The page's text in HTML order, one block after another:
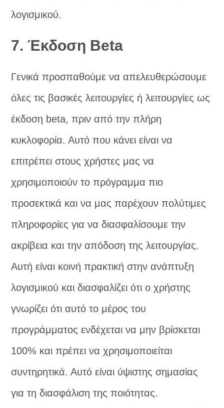
λογισμικού.
7. Έκδοση Beta
Γενικά προσπαθούμε να απελευθερώσουμε
όλες τις βασικές λειτουργίες ή λειτουργίες ως
έκδοση beta, πριν από την πλήρη
κυκλοφορία. Αυτό που κάνει είναι να
επιτρέπει στους χρήστες μας να
χρησιμοποιούν το πρόγραμμα πιο
προσεκτικά και να μας παρέχουν πολύτιμες
πληροφορίες για να διασφαλίσουμε την
ακρίβεια και την απόδοση της λειτουργίας.
Αυτή είναι κοινή πρακτική στην ανάπτυξη
λογισμικού και διασφαλίζει ότι ο χρήστης
γνωρίζει ότι αυτό το μέρος του
προγράμματος ενδέχεται να μην βρίσκεται
100% και πρέπει να χρησιμοποιείται
συντηρητικά. Αυτό είναι ύψιστης σημασίας
για τη διασφάλιση της ποιότητας.